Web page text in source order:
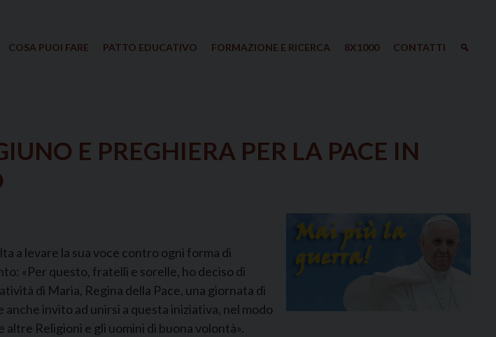
COSA PUOI FARE PATTO EDUCATIVO FORMAZIONE E RICERCA 8X1000 CONTATTI
E PREGHIERA PER LA PACE IN
a levare la sua voce contro ogni forma di
«Per questo, fratelli e sorelle, ho deciso di
di Maria, Regina della Pace, una giornata di
invito ad unirsi a questa iniziativa, nel modo
Religioni e gli uomini di buona volontà».